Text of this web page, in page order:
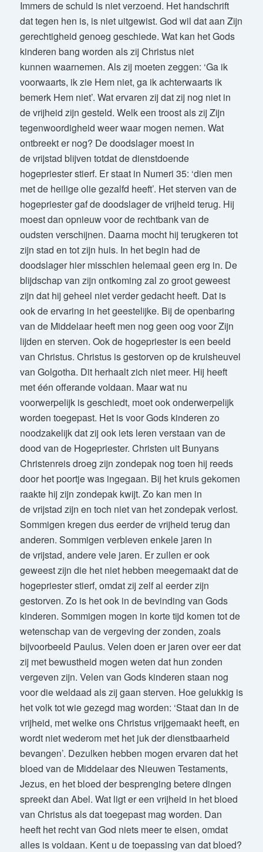
Immers de schuld is niet verzoend. Het handschrift
dat tegen hen is, is niet uitgewist. God wil dat aan Zijn
gerechtigheid genoeg geschiede. Wat kan het Gods
kinderen bang worden als zij Christus niet
kunnen waarnemen. Als zij moeten zeggen: ‘Ga ik
voorwaarts, ik zie Hem niet, ga ik achterwaarts ik
bemerk Hem niet’. Wat ervaren zij dat zij nog niet in
de vrijheid zijn gesteld. Welk een troost als zij Zijn
tegenwoordigheid weer waar mogen nemen. Wat
ontbreekt er nog? De doodslager moest in
de vrijstad blijven totdat de dienstdoende
hogepriester stierf. Er staat in Numeri 35: ‘dien men
met de heilige olie gezalfd heeft’. Het sterven van de
hogepriester gaf de doodslager de vrijheid terug. Hij
moest dan opnieuw voor de rechtbank van de
oudsten verschijnen. Daarna mocht hij terugkeren tot
zijn stad en tot zijn huis. In het begin had de
doodslager hier misschien helemaal geen erg in. De
blijdschap van zijn ontkoming zal zo groot geweest
zijn dat hij geheel niet verder gedacht heeft. Dat is
ook de ervaring in het geestelijke. Bij de openbaring
van de Middelaar heeft men nog geen oog voor Zijn
lijden en sterven. Ook de hogepriester is een beeld
van Christus. Christus is gestorven op de kruisheuvel
van Golgotha. Dit herhaalt zich niet meer. Hij heeft
met één offerande voldaan. Maar wat nu
voorwerpelijk is geschiedt, moet ook onderwerpelijk
worden toegepast. Het is voor Gods kinderen zo
noodzakelijk dat zij ook iets leren verstaan van de
dood van de Hogepriester. Christen uit Bunyans
Christenreis droeg zijn zondepak nog toen hij reeds
door het poortje was ingegaan. Bij het kruis gekomen
raakte hij zijn zondepak kwijt. Zo kan men in
de vrijstad zijn en toch niet van het zondepak verlost.
Sommigen kregen dus eerder de vrijheid terug dan
anderen. Sommigen verbleven enkele jaren in
de vrijstad, andere vele jaren. Er zullen er ook
geweest zijn die het niet hebben meegemaakt dat de
hogepriester stierf, omdat zij zelf al eerder zijn
gestorven. Zo is het ook in de bevinding van Gods
kinderen. Sommigen mogen in korte tijd komen tot de
wetenschap van de vergeving der zonden, zoals
bijvoorbeeld Paulus. Velen doen er jaren over eer dat
zij met bewustheid mogen weten dat hun zonden
vergeven zijn. Velen van Gods kinderen staan nog
voor die weldaad als zij gaan sterven. Hoe gelukkig is
het volk tot wie gezegd mag worden: ‘Staat dan in de
vrijheid, met welke ons Christus vrijgemaakt heeft, en
wordt niet wederom met het juk der dienstbaarheid
bevangen’. Dezulken hebben mogen ervaren dat het
bloed van de Middelaar des Nieuwen Testaments,
Jezus, en het bloed der besprenging betere dingen
spreekt dan Abel. Wat ligt er een vrijheid in het bloed
van Christus als dat toegepast mag worden. Dan
heeft het recht van God niets meer te eisen, omdat
alles is voldaan. Kent u de toepassing van dat bloed?